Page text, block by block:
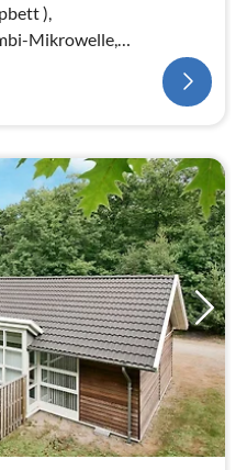
),
Mikrowelle,
Tiefkühlschrank(> 250L)